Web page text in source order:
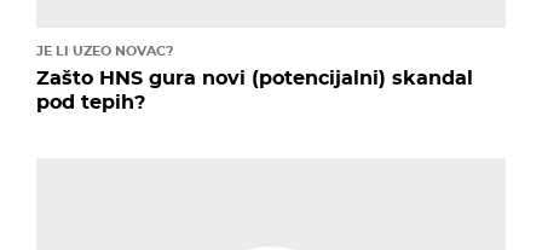
JE LI UZEO NOVAC?
Zašto HNS gura novi (potencijalni) skandal
pod tepih?